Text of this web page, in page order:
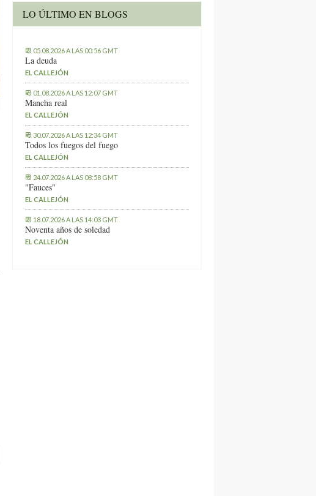
LO ÚLTIMO EN BLOGS
05.08.2026 A LAS 00:56 GMT
La deuda
EL CALLEJÓN
01.08.2026 A LAS 12:07 GMT
Mancha real
EL CALLEJÓN
30.07.2026 A LAS 12:34 GMT
Todos los fuegos del fuego
EL CALLEJÓN
24.07.2026 A LAS 08:58 GMT
"Fauces"
EL CALLEJÓN
18.07.2026 A LAS 14:03 GMT
Noventa años de soledad
EL CALLEJÓN